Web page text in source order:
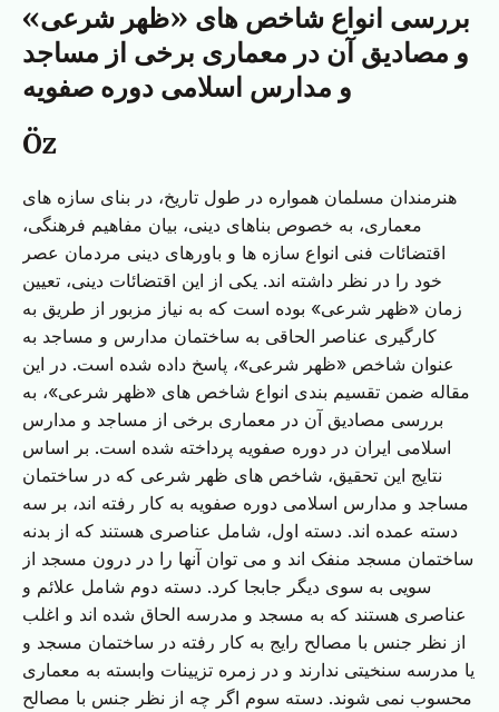
بررسی انواع شاخص های «ظهر شرعی»
و مصادیق آن در معماری برخی از مساجد
و مدارس اسلامی دوره صفویه
Öz
هنرمندان مسلمان همواره در طول تاریخ، در بنای سازه های
معماری، به خصوص بناهای دینی، بیان مفاهیم فرهنگی،
اقتضائات فنی انواع سازه ها و باورهای دینی مردمان عصر
خود را در نظر داشته اند. یکی از این اقتضائات دینی، تعیین
زمان «ظهر شرعی» بوده است که به نیاز مزبور از طریق به
کارگیری عناصر الحاقی به ساختمان مدارس و مساجد به
عنوان شاخص «ظهر شرعی»، پاسخ داده شده است. در این
مقاله ضمن تقسیم بندی انواع شاخص های «ظهر شرعی»، به
بررسی مصادیق آن در معماری برخی از مساجد و مدارس
اسلامی ایران در دوره صفویه پرداخته شده است. بر اساس
نتایج این تحقیق، شاخص های ظهر شرعی که در ساختمان
مساجد و مدارس اسلامی دوره صفویه به کار رفته اند، بر سه
دسته عمده اند. دسته اول، شامل عناصری هستند که از بدنه
ساختمان مسجد منفک اند و می توان آنها را در درون مسجد از
سویی به سوی دیگر جابجا کرد. دسته دوم شامل علائم و
عناصری هستند که به مسجد و مدرسه الحاق شده اند و اغلب
از نظر جنس با مصالح رایج به کار رفته در ساختمان مسجد و
یا مدرسه سنخیتی ندارند و در زمره تزیینات وابسته به معماری
محسوب نمی شوند. دسته سوم اگر چه از نظر جنس با مصالح